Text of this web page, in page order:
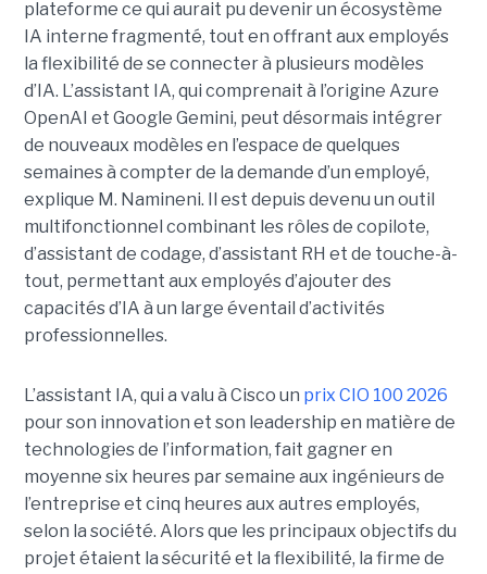
plateforme ce qui aurait pu devenir un écosystème
IA interne fragmenté, tout en offrant aux employés
la flexibilité de se connecter à plusieurs modèles
d’IA. L’assistant IA, qui comprenait à l’origine Azure
OpenAI et Google Gemini, peut désormais intégrer
de nouveaux modèles en l’espace de quelques
semaines à compter de la demande d’un employé,
explique M. Namineni. Il est depuis devenu un outil
multifonctionnel combinant les rôles de copilote,
d’assistant de codage, d’assistant RH et de touche-à-
tout, permettant aux employés d’ajouter des
capacités d’IA à un large éventail d’activités
professionnelles.
L’assistant IA, qui a valu à Cisco un prix CIO 100 2026
pour son innovation et son leadership en matière de
technologies de l’information, fait gagner en
moyenne six heures par semaine aux ingénieurs de
l’entreprise et cinq heures aux autres employés,
selon la société. Alors que les principaux objectifs du
projet étaient la sécurité et la flexibilité, la firme de